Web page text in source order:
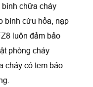
bình chữa cháy
bình cứu hỏa, nạp
luôn đảm bảo
phòng cháy
cháy có tem bảo